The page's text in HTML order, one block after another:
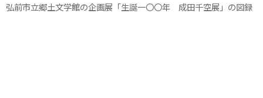
弘前市立郷土文学館の企画展「生誕一〇〇年 成田千空展」の図録